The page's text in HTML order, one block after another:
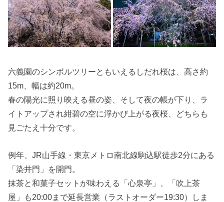
六義園のシンボルツリーともいえるしだれ桜は、高さ約
15m、幅は約20m。
春の陽光に照り映える昼の姿、そして夜の帳が下り、ラ
イトアップされ紺碧の空に浮かび上がる夜桜、どちらも
見ごたえ十分です。
例年、JR山手線・東京メトロ南北線駒込駅徒歩2分にある
「染井門」を開門。
抹茶と和菓子セットが味わえる「心泉亭」、「吹上茶
屋」も20:00まで延長営業（ラストオーダー19:30）しま